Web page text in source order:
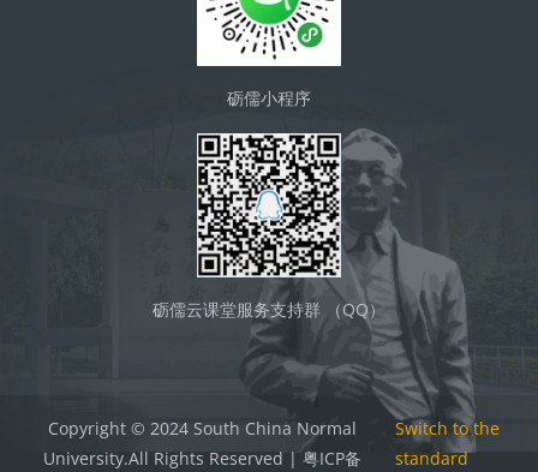
砺儒小程序
砺儒云课堂服务支持群 （QQ）
Copyright © 2024 South China Normal
University.All Rights Reserved | 粤ICP备
Switch to the
standard